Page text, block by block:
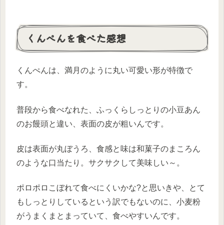
くんぺんを食べた感想
くんぺんは、満月のように丸い可愛い形が特徴で
す。
普段から食べなれた、ふっくらしっとりの小豆あん
のお饅頭と違い、表面の皮が粗いんです。
皮は表面が丸ぼうろ、食感と味は和菓子のまころん
のような口当たり。サクサクして美味しい～。
ポロポロこぼれて食べにくいかな?と思いきや、とて
もしっとりしているという訳でもないのに、小麦粉
がうまくまとまっていて、食べやすいんです。